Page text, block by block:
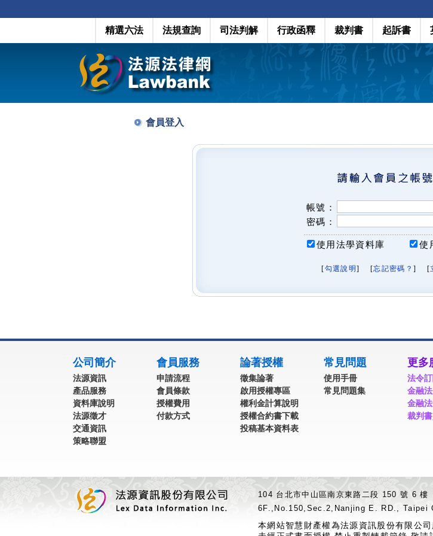
精選六法 法規查詢 司法判解 行政函釋 裁判書 起訴書
會員登入
帳號：
密碼：
使用法學資料庫 使
[勾選說明 ] [忘記密碼？ ] [
公司簡介
法源資訊
產品服務
資料庫說明
法源徵才
交通資訊
策略聯盟
會員服務
申請流程
會員條款
授權費用
付款方式
論著授權
徵集論著
啟用授權專區
權利金計算說明
授權合約書下載
投稿基本資料表
常見問題
使用手冊
常見問題集
更多
法令
金融
金融
裁判
104 台北市中山區南京東路二段 150 號 6 樓
6F.,No.150,Sec.2,Nanjing E. RD., Taipei
本網站智慧財產權為法源資訊股份有限公